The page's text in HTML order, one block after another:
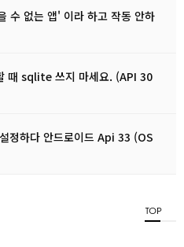
수 없는 앱' 이라 하고 작동 안하
때 sqlite 쓰지 마세요. (API 30
정하다 안드로이드 Api 33 (OS
TOP